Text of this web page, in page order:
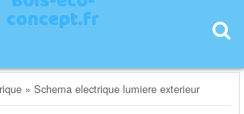
»Schema electrique lumiere exterieur